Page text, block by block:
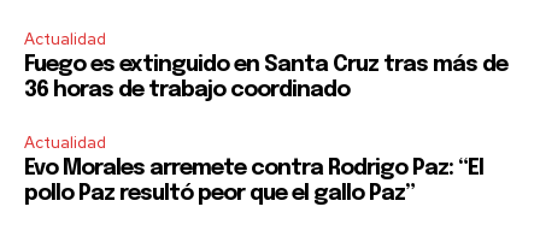
Actualidad
Fuego es extinguido en Santa Cruz tras más de
36 horas de trabajo coordinado
Actualidad
Evo Morales arremete contra Rodrigo Paz: “El
pollo Paz resultó peor que el gallo Paz”